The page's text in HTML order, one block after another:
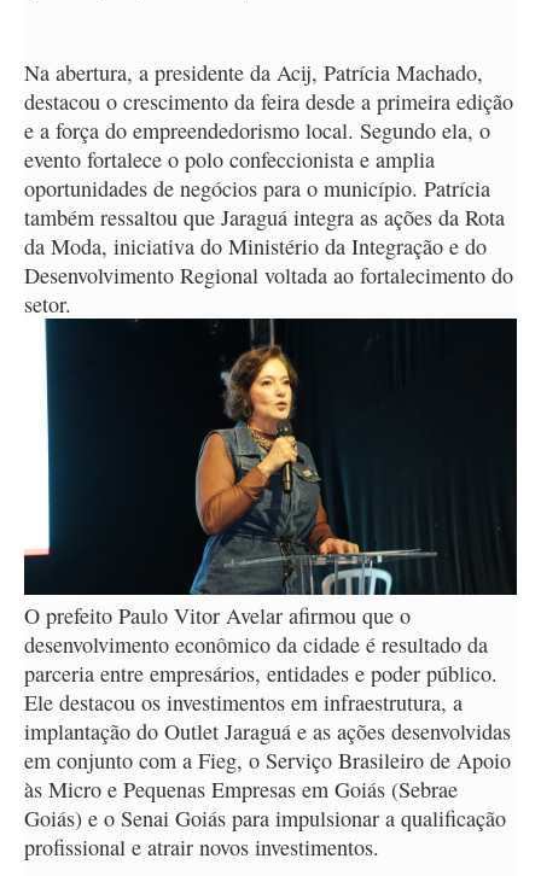
Na abertura, a presidente da Acij, Patrícia Machado,
destacou o crescimento da feira desde a primeira edição
e a força do empreendedorismo local. Segundo ela, o
evento fortalece o polo confeccionista e amplia
oportunidades de negócios para o município. Patrícia
também ressaltou que Jaraguá integra as ações da Rota
da Moda, iniciativa do Ministério da Integração e do
Desenvolvimento Regional voltada ao fortalecimento do
setor.
O prefeito Paulo Vitor Avelar afirmou que o
desenvolvimento econômico da cidade é resultado da
parceria entre empresários, entidades e poder público.
Ele destacou os investimentos em infraestrutura, a
implantação do Outlet Jaraguá e as ações desenvolvidas
em conjunto com a Fieg, o Serviço Brasileiro de Apoio
às Micro e Pequenas Empresas em Goiás (Sebrae
Goiás) e o Senai Goiás para impulsionar a qualificação
profissional e atrair novos investimentos.